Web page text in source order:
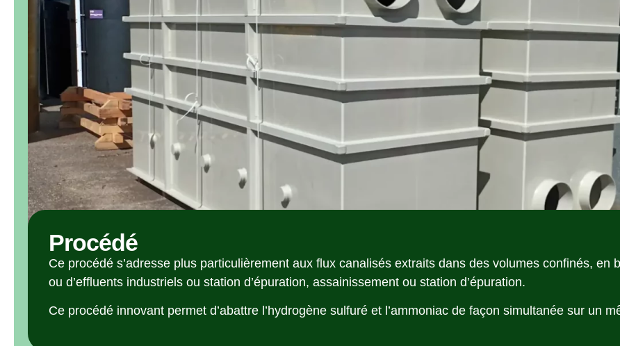
Procédé
Ce procédé s’adresse plus particulièrement aux flux canalisés extraits dans des volumes confinés, en
ou d’effluents industriels ou station d’épuration, assainissement ou station d’épuration.
Ce procédé innovant permet d’abattre l’hydrogène sulfuré et l’ammoniac de façon simultanée sur un